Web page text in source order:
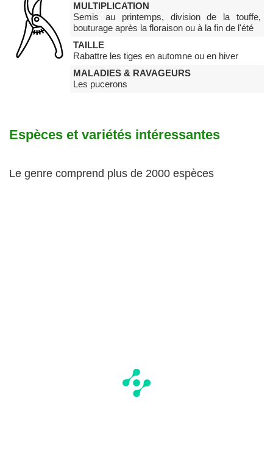
MULTIPLICATION
Semis au printemps, division de la touffe,
bouturage après la floraison ou à la fin de l'été
TAILLE
Rabattre les tiges en automne ou en hiver
MALADIES & RAVAGEURS
Les pucerons
Espèces et variétés intéressantes
Le genre comprend plus de 2000 espèces